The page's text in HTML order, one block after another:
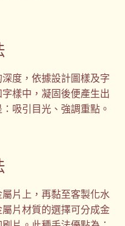
度，依據設計圖樣及字
樣中，凝固後便產生出
吸引目光、強調重點。
片上，再黏至客製化水
片材質的選擇可分成金